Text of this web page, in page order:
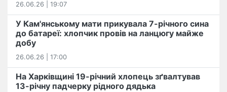
26.06.26 | 19:07
У Кам'янському мати прикувала 7-річного сина
до батареї: хлопчик провів на ланцюгу майже
добу
26.06.26 | 17:00
На Харківщині 19-річний хлопець​ ️зґвалтував
13-річну падчерку рідного дядька